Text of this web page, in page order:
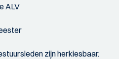
ALV
zijn herkiesbaar.